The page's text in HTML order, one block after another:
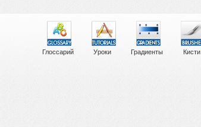
Глоссарий Уроки Градиенты Кисти